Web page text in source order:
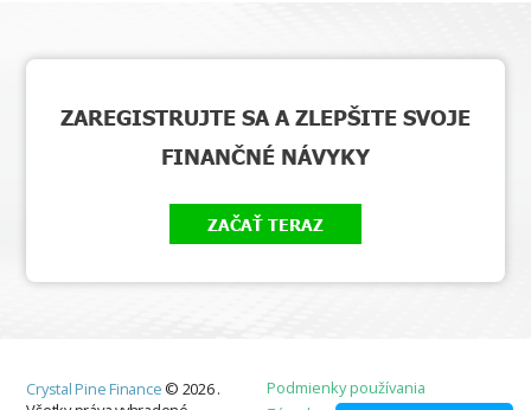
ZAREGISTRUJTE SA A ZLEPŠITE SVOJE
FINANČNÉ NÁVYKY
ZAČAŤ TERAZ
Crystal Pine Finance © 2026.
Podmienky používania